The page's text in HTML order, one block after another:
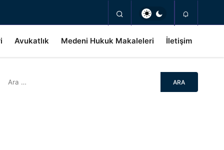
Avukatlık Medeni Hukuk Makaleleri İletişim